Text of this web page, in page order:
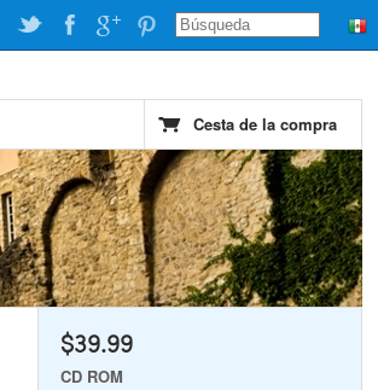
Cesta de la compra
$39.99
CD ROM